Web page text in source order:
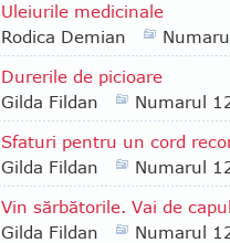
Uleiurile medicinale
Rodica Demian
Durerile de picioare
Gilda Fildan
Numarul
Sfaturi pentru un cord
Gilda Fildan
Numarul
Vin sărbătorile. Vai de
Gilda Fildan
Numarul